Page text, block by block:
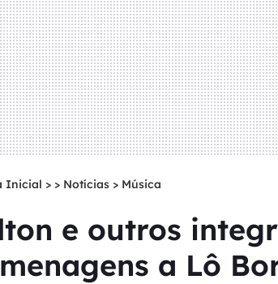
Inicial > Notícias > Música
e outros
a Lô